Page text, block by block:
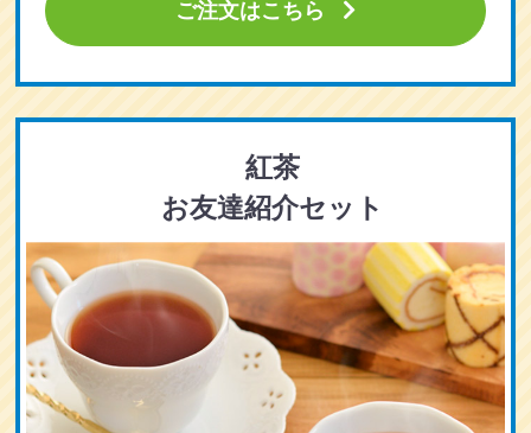
ご注文はこちら
紅茶
お友達紹介セット